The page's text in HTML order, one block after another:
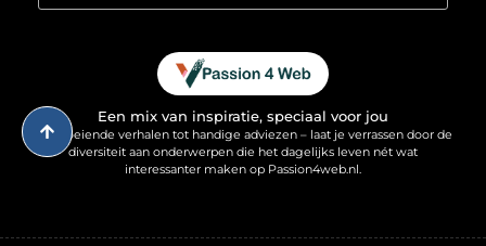
Een mix van inspiratie, speciaal voor jou
Van boeiende verhalen tot handige adviezen – laat je verrassen door de
diversiteit aan onderwerpen die het dagelijks leven nét wat
interessanter maken op Passion4web.nl.